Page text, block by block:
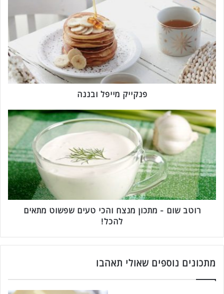
ק
י
ק
מ
י
י
ו
ב
נ
פנקייק מייפל ובננה
ר
ו
ט
ו
ם
-
מ
נ
ח
רוטב שום - מתכון מנצח והכי טעים שפשוט מתאים
להכל!
מתכונים נוספים שאולי תאהבו